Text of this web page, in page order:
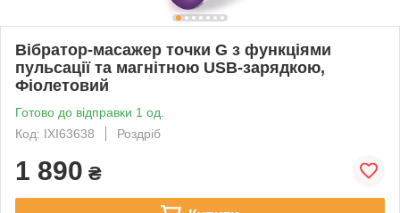
Вібратор-масажер точки G з функціями
пульсації та магнітною USB-зарядкою,
Фіолетовий
Готово до відправки 1 од.
Код: IXI63638
Роздріб
1 890 ₴